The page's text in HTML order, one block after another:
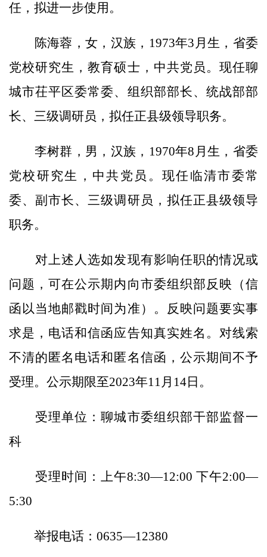
任，拟进一步使用。
陈海蓉，女，汉族，1973年3月生，省委
党校研究生，教育硕士，中共党员。现任聊
城市茌平区委常委、组织部部长、统战部部
长、三级调研员，拟任正县级领导职务。
李树群，男，汉族，1970年8月生，省委
党校研究生，中共党员。现任临清市委常
委、副市长、三级调研员，拟任正县级领导
职务。
对上述人选如发现有影响任职的情况或
问题，可在公示期内向市委组织部反映（信
函以当地邮戳时间为准）。反映问题要实事
求是，电话和信函应告知真实姓名。对线索
不清的匿名电话和匿名信函，公示期间不予
受理。公示期限至2023年11月14日。
受理单位：聊城市委组织部干部监督一
科
受理时间：上午8:30—12:00 下午2:00—
5:30
举报电话：0635—12380